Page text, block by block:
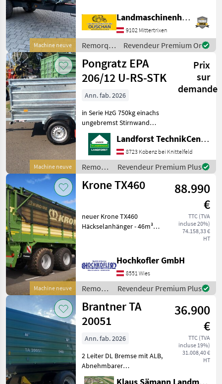
Machine neuve
Nutzlast 6000kg -
Brückenmaße
3850x1820mm -
Pendelaufsatzwand -
Grundbordwand 500mm
mit Hebefede
Landmaschinenhandel Ouschan Anton
9102 Mittertrixen
Remorques
/
Pühringer
Revendeur Premium Or
Machine neuve
Pongratz EPA
206/12 U-RS-STK
Prix
sur
demande
Ann. fab. 2026
in Serie HzG 750kg einachs
ungebremst Stirnwand
klappbar Aufsatzwände
600mm Flachplane grau
inkl. 2Stk.
Rohrabstellstützen Um
Ihnen unnötige Wartezeiten
oder Wegst
Landforst TechnikCenter Knittelfeld
8723 Kobenz bei Knittelfeld
Remorques
/
Pongratz
Revendeur Premium Plus
Machine neuve
Krone TX460
88.990
€
TTC (TVA
incluse 20%)
74.158,33 €
HT
neuer Krone TX460
Häckselanhänger - 46m³
Hinterachse -
Untenanhängung - K80-
Kugelkopfkupplung -
Hydraulische
Hochkofler GmbH
8551 Wies
Remorques
/ Krone
Revendeur Premium Plus
Brantner TA
20051
36.900
€
TTC (TVA
incluse 19%)
31.008,40 €
HT
Ann. fab. 2026
2 Leiter DL Bremse mit ALB,
Abnehmbarer
Lampenschutz, autom.